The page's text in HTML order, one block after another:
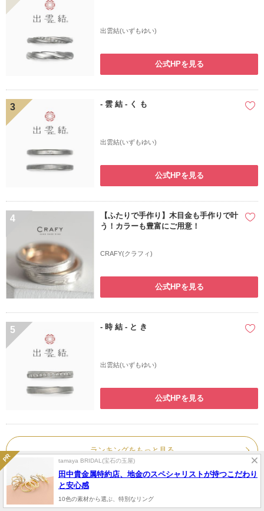
出雲結(いずもゆい)
公式HPを見る
3 - 雲 結 - く も
出雲結(いずもゆい)
公式HPを見る
4
【ふたりで手作り】木目金も手作りで叶
う！カラーも豊富にご用意！
CRAFY(クラフィ)
公式HPを見る
5 - 時 結 - と き
出雲結(いずもゆい)
公式HPを見る
ランキングをもっと見る
tamaya BRIDAL(宝石の玉屋)
田中貴金属特約店、地金のスペシャリストが持つこだわり
と安心感
10色の素材から選ぶ、特別なリング